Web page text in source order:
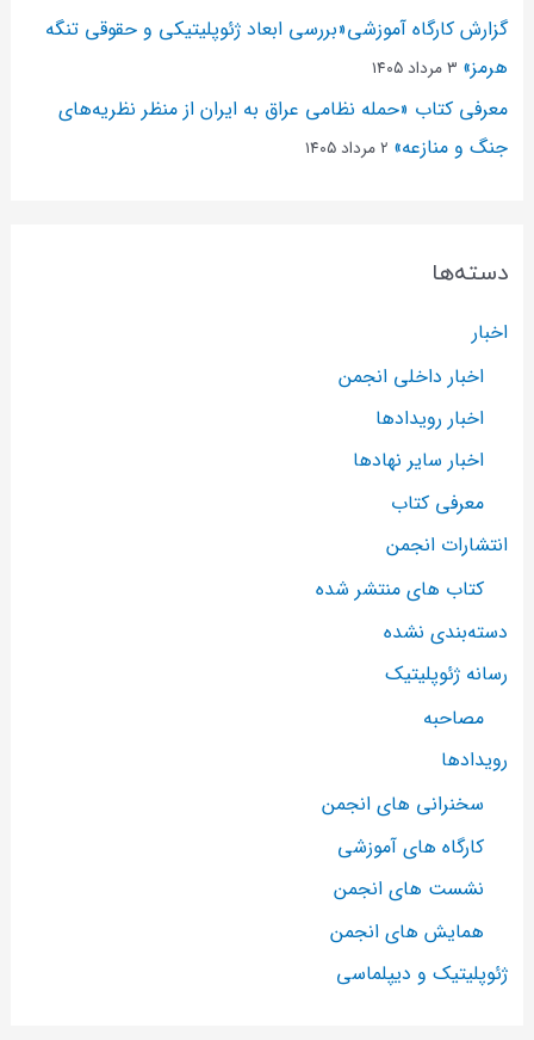
گزارش کارگاه آموزشی«بررسی ابعاد ژئوپلیتیکی و حقوقی تنگه
هرمز» ۳ مرداد ۱۴۰۵
معرفی کتاب «حمله نظامی عراق به ایران از منظر نظریه‌های
جنگ و منازعه» ۲ مرداد ۱۴۰۵
دسته‌ها
اخبار
اخبار داخلی انجمن
اخبار رویدادها
اخبار سایر نهادها
معرفی کتاب
انتشارات انجمن
کتاب های منتشر شده
دسته‌بندی نشده
رسانه ژئوپلیتیک
مصاحبه
رویدادها
سخنرانی های انجمن
کارگاه های آموزشی
نشست های انجمن
همایش های انجمن
ژئوپلیتیک و دیپلماسی